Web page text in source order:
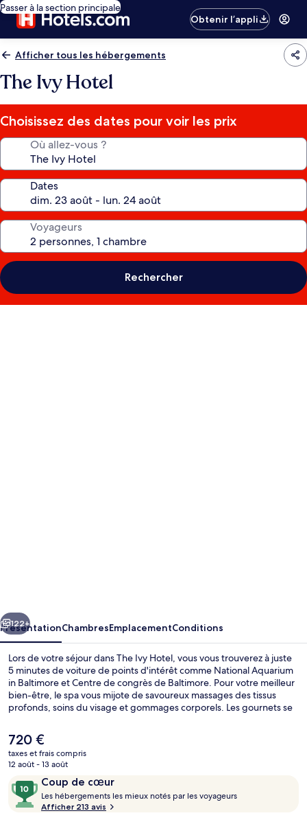
Passer à la section principale
Obtenir l’appli
Afficher tous les hébergements
The Ivy Hotel
Choisissez des dates pour voir les prix
Où allez-vous ?
Dates
Voyageurs
Rechercher
Suivant
122+
PrésentationChambresEmplacementConditions
Lors de votre séjour dans The Ivy Hotel, vous vous trouverez à juste
5 minutes de voiture de points d'intérêt comme National Aquarium
in Baltimore et Centre de congrès de Baltimore. Pour votre meilleur
bien-être, le spa vous mijote de savoureux massages des tissus
profonds, soins du visage et gommages corporels. Les gournets se
servies dans l'établissement Magdalena, qui est ouvert au moment
du dîner. Cet hôtel de luxe abrite en outre un bar / salon, une salle
de fitness ouverte 24 h/24 et une salle de fitness. Le personnel
attentionné et la présentation générale remportent un franc succès
auprès des autres voyageurs. L'hébergement se situe à une très
courte distance à pied des transports publics : Arrêt de tram
University of Baltimore - Mount Royal se trouve à 12 min et Station
Le
prix
actuel
de
720 €.
720 €
taxes et frais compris
12 août - 13 août
Avis
voyageurs
Coup de cœur
10
sur
10,
Les hébergements les mieux notés par les voyageurs
Afficher 213 avis